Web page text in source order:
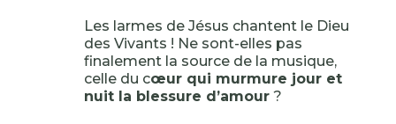
Les larmes de Jésus chantent le Dieu
des Vivants ! Ne sont-elles pas
finalement la source de la musique,
celle du cœur qui murmure jour et
nuit la blessure d’amour?